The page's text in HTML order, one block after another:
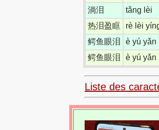
淌泪
tǎng lèi
热泪盈眶
rè lèi
鳄鱼眼泪
è yú yǎn
鳄鱼眼泪
è yú yǎn
Liste des